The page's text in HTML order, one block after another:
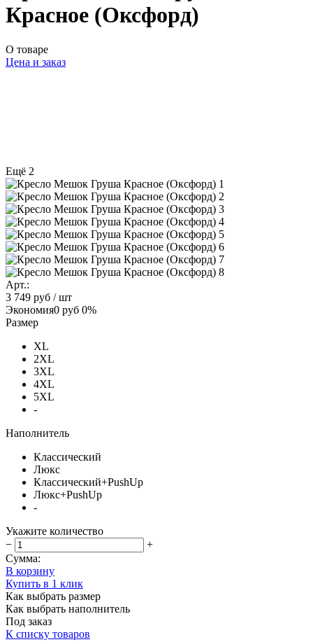
Красное (Оксфорд)
О товаре
Цена и заказ
Ещё 2
Арт.:
3 749 руб / шт
Экономия0 руб 0%
Размер
XL
2XL
3XL
4XL
5XL
-
Наполнитель
Классический
Люкс
Классический+PushUp
Люкс+PushUp
-
Укажите количество
−
+
Сумма:
В корзину
Купить в 1 клик
Как выбрать размер
Как выбрать наполнитель
Под заказ
К списку товаров